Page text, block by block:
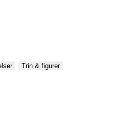
Trin & figurer